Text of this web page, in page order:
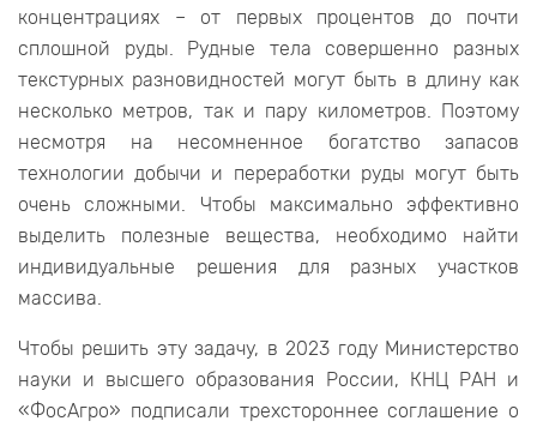
концентрациях – от первых процентов до почти
сплошной руды. Рудные тела совершенно разных
текстурных разновидностей могут быть в длину как
несколько метров, так и пару километров. Поэтому
несмотря на несомненное богатство запасов
технологии добычи и переработки руды могут быть
очень сложными. Чтобы максимально эффективно
выделить полезные вещества, необходимо найти
индивидуальные решения для разных участков
массива.
Чтобы решить эту задачу, в 2023 году Министерство
науки и высшего образования России, КНЦ РАН и
«ФосАгро» подписали трехстороннее соглашение о